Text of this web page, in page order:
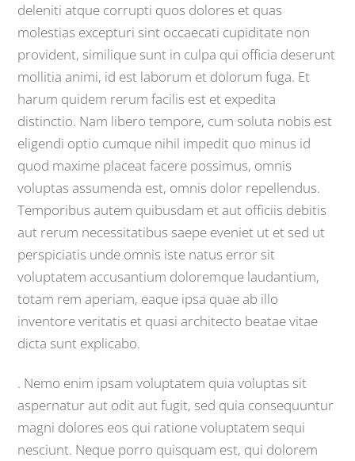
deleniti atque corrupti quos dolores et quas
molestias excepturi sint occaecati cupiditate non
provident, similique sunt in culpa qui officia deserunt
mollitia animi, id est laborum et dolorum fuga. Et
harum quidem rerum facilis est et expedita
distinctio. Nam libero tempore, cum soluta nobis est
eligendi optio cumque nihil impedit quo minus id
quod maxime placeat facere possimus, omnis
voluptas assumenda est, omnis dolor repellendus.
Temporibus autem quibusdam et aut officiis debitis
aut rerum necessitatibus saepe eveniet ut et sed ut
perspiciatis unde omnis iste natus error sit
voluptatem accusantium doloremque laudantium,
totam rem aperiam, eaque ipsa quae ab illo
inventore veritatis et quasi architecto beatae vitae
dicta sunt explicabo.
. Nemo enim ipsam voluptatem quia voluptas sit
aspernatur aut odit aut fugit, sed quia consequuntur
magni dolores eos qui ratione voluptatem sequi
nesciunt. Neque porro quisquam est, qui dolorem